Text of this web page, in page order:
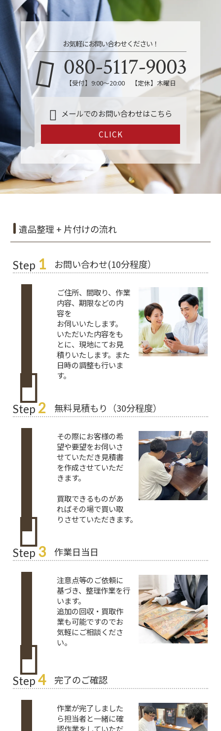
お気軽にお問い合わせください！
080-5117-9003
【受付】9:00～20:00 【定休】木曜日
メールでのお問い合わせはこちら
CLICK
遺品整理 + 片付けの流れ
Step 1 お問い合わせ(10分程度）
ご住所、間取り、作業
内容、期限などの内
容を
お伺いいたします。
いただいた内容をも
とに、現地にてお見
積りいたします。また
日時の調整も行いま
す。
Step 2 無料見積もり（30分程度）
その際にお客様の希
望や要望をお伺いさ
せていただき見積書
を作成させていただ
きます。
買取できるものがあ
ればその場で買い取
りさせていただきます。
Step 3 作業日当日
注意点等のご依頼に
基づき、整理作業を行
います。
追加の回収・買取作
業も可能ですのでお
気軽にご相談くださ
い。
Step 4 完了のご確認
作業が完了しました
ら担当者と一緒に確
認作業をしていただ